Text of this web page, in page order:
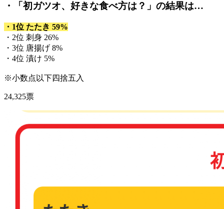
・「初ガツオ、好きな食べ方は？」 の結果は…
・1位 たたき 59%
・2位 刺身 26%
・3位 唐揚げ 8%
・4位 漬け 5%
※小数点以下四捨五入
24,325票